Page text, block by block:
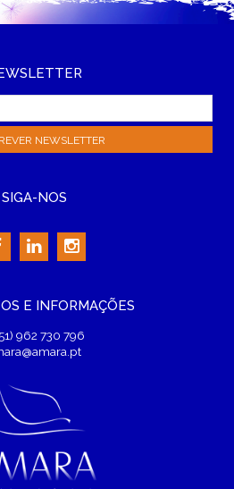
SIGA-NOS
E INFORMAÇÕES
962 730 796